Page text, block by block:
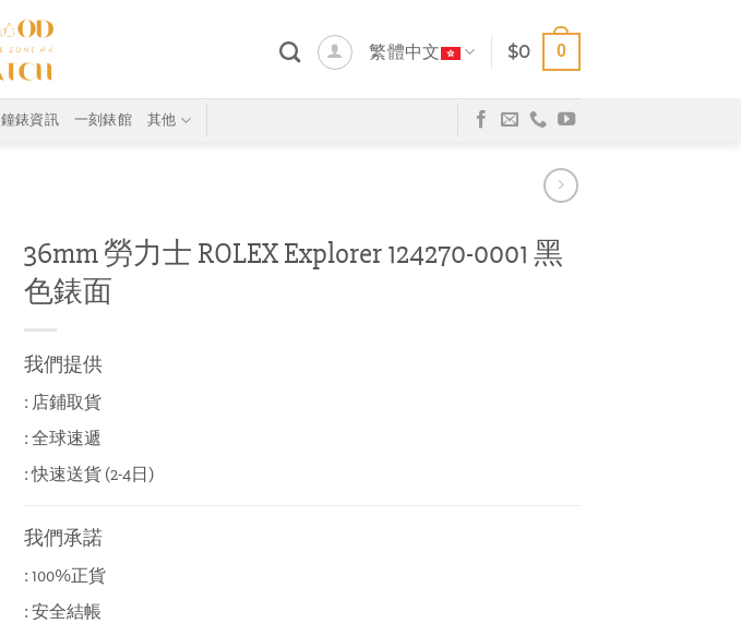
繁體中文 $0 0
鐘錶資訊 一刻錶館 其他
36mm 勞力士 ROLEX Explorer 124270-0001 黑
色錶面
我們提供
: 店鋪取貨
: 全球速遞
: 快速送貨 (2-4日)
我們承諾
: 100%正貨
: 安全結帳